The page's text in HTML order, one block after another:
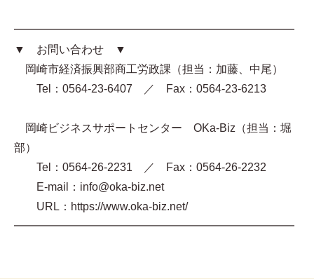
━━━━━━━━━━━━━━━━━━━━━━━━━
▼ お問い合わせ ▼
岡崎市経済振興部商工労政課（担当：加藤、中尾）
Tel：0564-23-6407 ／ Fax：0564-23-6213
岡崎ビジネスサポートセンター OKa-Biz（担当：堀
部）
Tel：0564-26-2231 ／ Fax：0564-26-2232
E-mail：info@oka-biz.net
URL：https://www.oka-biz.net/
━━━━━━━━━━━━━━━━━━━━━━━━━